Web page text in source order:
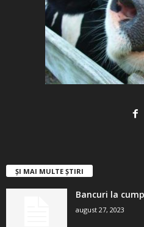
ȘI MAI MULTE ȘTIRI
Bancuri la
august 27, 2023